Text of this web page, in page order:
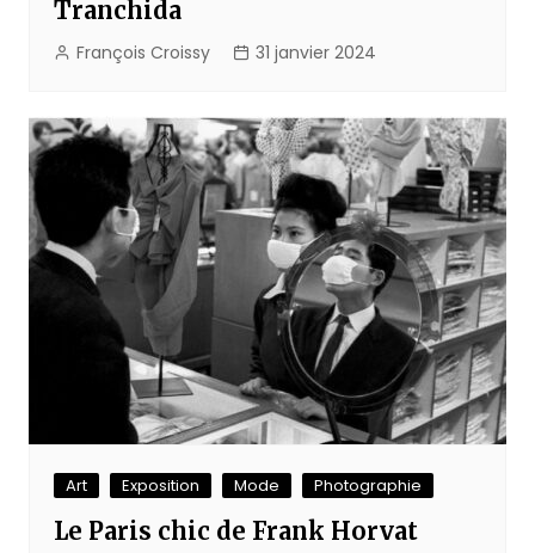
Tranchida
François Croissy 31 janvier 2024
Art Exposition Mode Photographie
Le Paris chic de Frank Horvat